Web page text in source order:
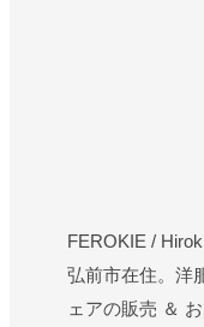
FEROKIE /
弘前市在住。洋
ェアの販売 ＆